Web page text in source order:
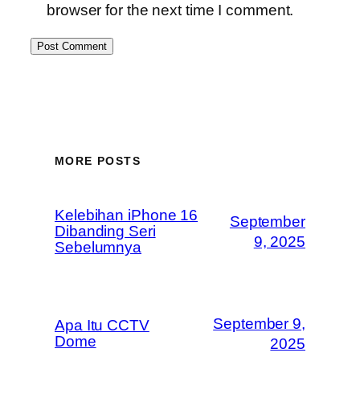
browser for the next time I comment.
MORE POSTS
Kelebihan iPhone 16
Dibanding Seri
Sebelumnya
September
9, 2025
Apa Itu CCTV
Dome
September 9,
2025